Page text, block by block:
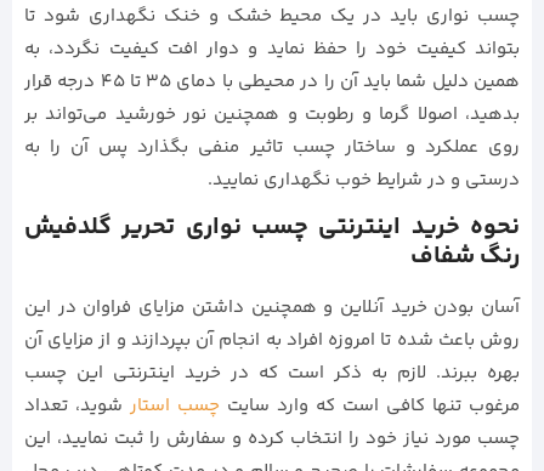
چسب نواری باید در یک محیط خشک و خنک نگهداری شود تا
بتواند کیفیت خود را حفظ نماید و دوار افت کیفیت نگردد، به
همین دلیل شما باید آن را در محیطی با دمای 35 تا 45 درجه قرار
بدهید، اصولا گرما و رطوبت و همچنین نور خورشید می‌تواند بر
روی عملکرد و ساختار چسب تاثیر منفی بگذارد پس آن را به
درستی و در شرایط خوب نگهداری نمایید.
نحوه خرید اینترنتی چسب نواری تحریر گلدفیش
رنگ شفاف
آسان بودن خرید آنلاین و همچنین داشتن مزایای فراوان در این
روش باعث شده تا امروزه افراد به انجام آن بپردازند و از مزایای آن
بهره ببرند. لازم به ذکر است که در خرید اینترنتی این چسب
مرغوب تنها کافی است که وارد سایت چسب استار شوید، تعداد
چسب مورد نیاز خود را انتخاب کرده و سفارش را ثبت نمایید، این